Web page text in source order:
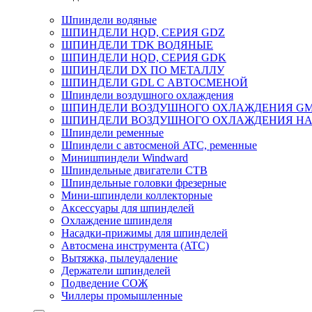
Шпиндели водяные
ШПИНДЕЛИ HQD, СЕРИЯ GDZ
ШПИНДЕЛИ TDK ВОДЯНЫЕ
ШПИНДЕЛИ HQD, СЕРИЯ GDK
ШПИНДЕЛИ DX ПО МЕТАЛЛУ
ШПИНДЕЛИ GDL С АВТОСМЕНОЙ
Шпиндели воздушного охлаждения
ШПИНДЕЛИ ВОЗДУШНОГО ОХЛАЖДЕНИЯ
ШПИНДЕЛИ ВОЗДУШНОГО ОХЛАЖДЕНИЯ
Шпиндели ременные
Шпиндели с автосменой ATC, ременные
Минишпиндели Windward
Шпиндельные двигатели СТВ
Шпиндельные головки фрезерные
Мини-шпиндели коллекторные
Аксессуары для шпинделей
Охлаждение шпинделя
Насадки-прижимы для шпинделей
Автосмена инструмента (ATC)
Вытяжка, пылеудаление
Держатели шпинделей
Подведение СОЖ
Чиллеры промышленные